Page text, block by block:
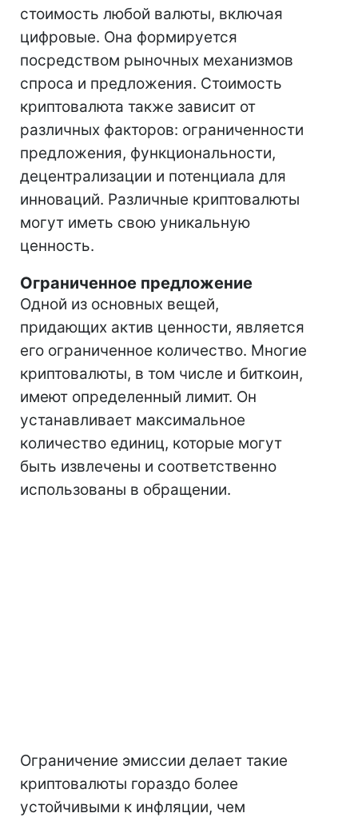
стоимость любой валюты, включая
цифровые. Она формируется
посредством рыночных механизмов
спроса и предложения. Стоимость
криптовалюта также зависит от
различных факторов: ограниченности
предложения, функциональности,
децентрализации и потенциала для
инноваций. Различные криптовалюты
могут иметь свою уникальную
ценность.
Ограниченное предложение
Одной из основных вещей,
придающих актив ценности, является
его ограниченное количество. Многие
криптовалюты, в том числе и биткоин,
имеют определенный лимит. Он
устанавливает максимальное
количество единиц, которые могут
быть извлечены и соответственно
использованы в обращении.
Ограничение эмиссии делает такие
криптовалюты гораздо более
устойчивыми к инфляции, чем